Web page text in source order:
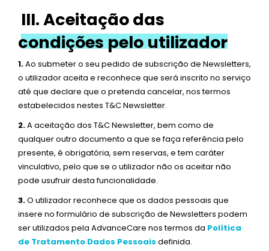
III. Aceitação das
condições pelo utilizador
1.Ao submeter o seu pedido de subscrição de Newsletters,
o utilizador aceita e reconhece que será inscrito no serviço
até que declare que o pretenda cancelar, nos termos
estabelecidos nestes T&C Newsletter.
2.A aceitação dos T&C Newsletter, bem como de
qualquer outro documento a que se faça referência pelo
presente, é obrigatória, sem reservas, e tem caráter
vinculativo, pelo que se o utilizador não os aceitar não
pode usufruir desta funcionalidade.
3.O utilizador reconhece que os dados pessoais que
insere no formulário de subscrição de Newsletters podem
ser utilizados pela AdvanceCare nos termos da Política
de Tratamento Dados Pessoais definida.